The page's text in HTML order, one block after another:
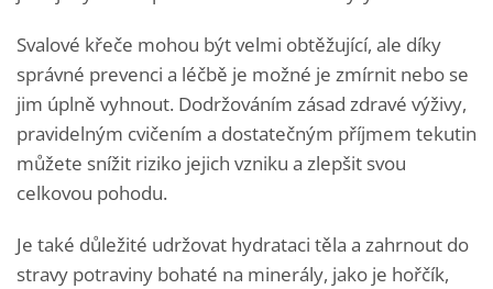
Svalové křeče mohou být velmi obtěžující, ale díky
správné prevenci a léčbě je možné je zmírnit nebo se
jim úplně vyhnout. Dodržováním zásad zdravé výživy,
pravidelným cvičením a dostatečným příjmem tekutin
můžete snížit riziko jejich vzniku a zlepšit svou
celkovou pohodu.
Je také důležité udržovat hydrataci těla a zahrnout do
stravy potraviny bohaté na minerály, jako je hořčík,